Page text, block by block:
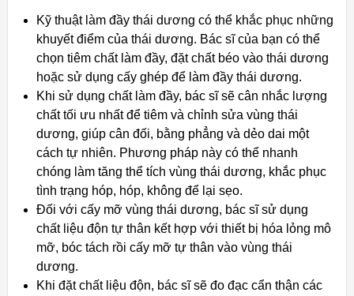
Kỹ thuật làm đầy thái dương có thể khắc phục những
khuyết điểm của thái dương. Bác sĩ của bạn có thể
chọn tiêm chất làm đầy, đặt chất béo vào thái dương
hoặc sử dụng cấy ghép để làm đầy thái dương.
Khi sử dụng chất làm đầy, bác sĩ sẽ cân nhắc lượng
chất tối ưu nhất để tiêm và chỉnh sửa vùng thái
dương, giúp cân đối, bằng phẳng và dẻo dai một
cách tự nhiên. Phương pháp này có thể nhanh
chóng làm tăng thể tích vùng thái dương, khắc phục
tình trạng hóp, hóp, không để lại sẹo.
Đối với cấy mỡ vùng thái dương, bác sĩ sử dụng
chất liệu độn tự thân kết hợp với thiết bị hóa lỏng mô
mỡ, bóc tách rồi cấy mỡ tự thân vào vùng thái
dương.
Khi đặt chất liệu độn, bác sĩ sẽ đo đạc cẩn thận các